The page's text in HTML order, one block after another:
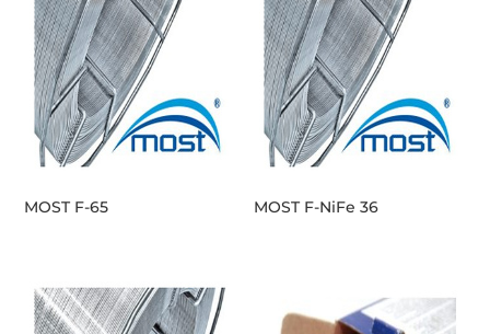
MOST F-65 MOST F-NiFe 36